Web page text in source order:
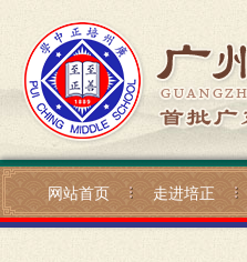
网站首页 走进培正